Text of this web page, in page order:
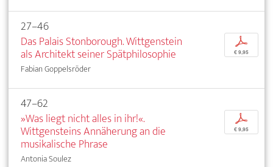
27–46
Das Palais Stonborough. Wittgenstein
als Architekt seiner Spätphilosophie
Fabian Goppelsröder
p
€ 9,95
47–62
»Was liegt nicht alles in ihr!«.
Wittgensteins Annäherung an die
musikalische Phrase
Antonia Soulez
p
€ 9,95